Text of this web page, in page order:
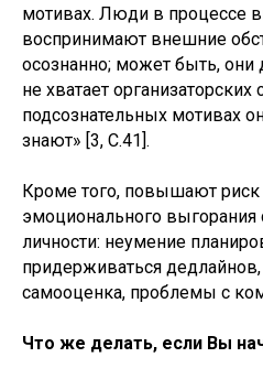
мотивах. Люди в процессе
воспринимают внешние
осознанно; может быть,
не хватает организаторских
подсознательных мотивах
знают» [3, С.41].
Кроме того, повышают риск
эмоционального
личности: неумение
придерживаться
самооценка, проблемы с
Что же делать, если Вы